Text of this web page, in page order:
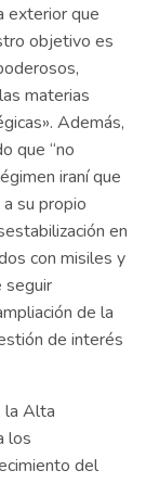
exterior que
objetivo es
materias
Además,
que “no
iraní que
su propio
en
con misiles y
seguir
de la
de interés
la Alta
los
del